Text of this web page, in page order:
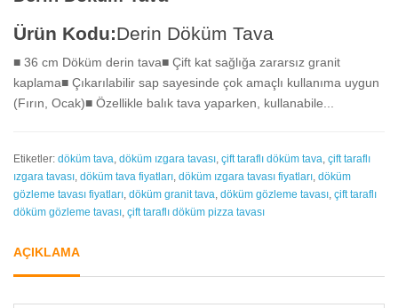
Ürün Kodu:Derin Döküm Tava
■ 36 cm Döküm derin tava■ Çift kat sağlığa zararsız granit
kaplama■ Çıkarılabilir sap sayesinde çok amaçlı kullanıma uygun
(Fırın, Ocak)■ Özellikle balık tava yaparken, kullanabile...
Etiketler: döküm tava, döküm ızgara tavası, çift taraflı döküm tava, çift taraflı
ızgara tavası, döküm tava fiyatları, döküm ızgara tavası fiyatları, döküm
gözleme tavası fiyatları, döküm granit tava, döküm gözleme tavası, çift taraflı
döküm gözleme tavası, çift taraflı döküm pizza tavası
AÇIKLAMA